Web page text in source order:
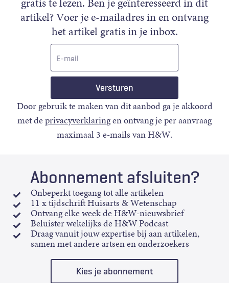
artikel? Voer je e-mailadres in en ontvang
het artikel gratis in je inbox.
Door gebruik te maken van dit aanbod ga je akkoord
met deprivacyverklaringen ontvang je per aanvraag
maximaal 3 e-mails van H&W.
Abonnement afsluiten?
Onbeperkt toegang tot alle artikelen
11 x tijdschrift Huisarts & Wetenschap
Ontvang elke week de H&W-nieuwsbrief
Beluister wekelijks de H&W Podcast
Draag vanuit jouw expertise bij aan artikelen,
samen met andere artsen en onderzoekers
Kies je abonnement